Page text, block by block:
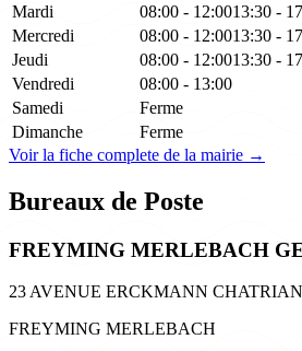
Mardi
08:00 - 12:0013:30 -
Mercredi
08:00 - 12:0013:30 -
Jeudi
08:00 - 12:0013:30 -
Vendredi
08:00 - 13:00
Samedi
Ferme
Dimanche
Ferme
Voir la fiche complete de la mairie →
Bureaux de Poste
FREYMING MERLEBACH
23 AVENUE ERCKMANN CHATRIAN
FREYMING MERLEBACH